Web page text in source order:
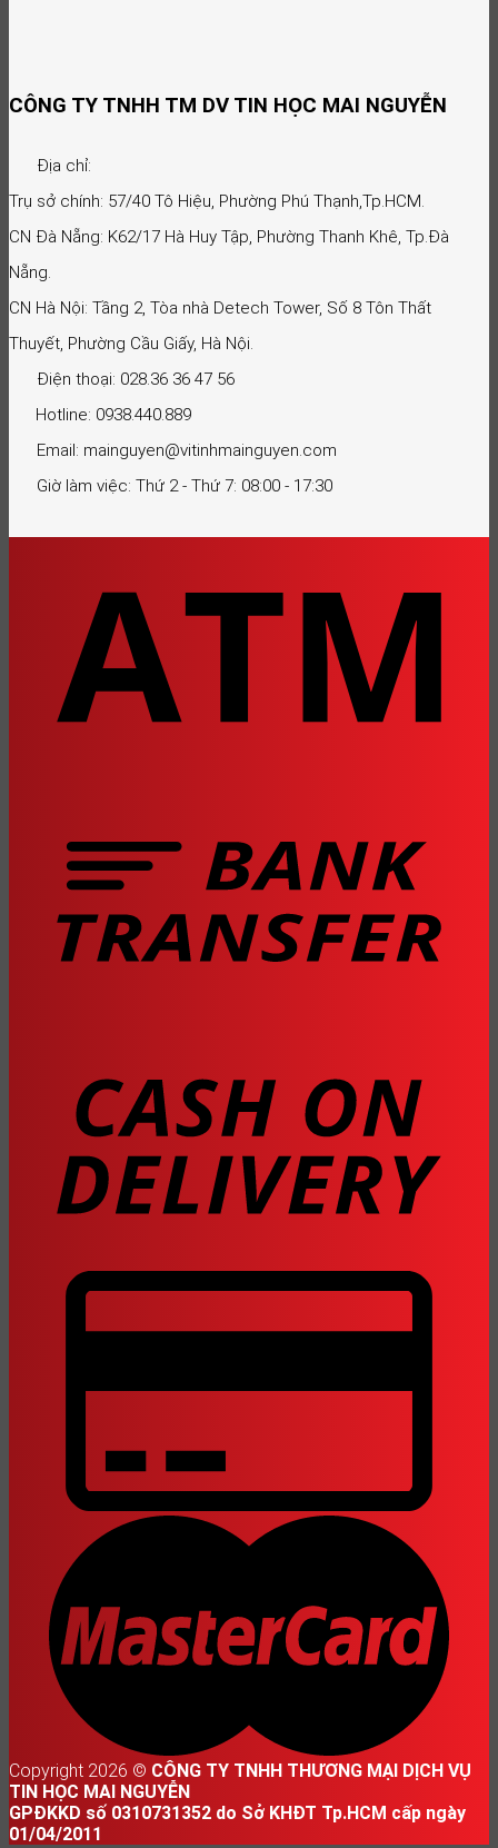
CÔNG TY TNHH TM DV TIN HỌC MAI NGUYỄN
Địa chỉ:
Trụ sở chính: 57/40 Tô Hiệu, Phường Phú Thạnh,Tp.HCM.
CN Đà Nẵng: K62/17 Hà Huy Tập, Phường Thanh Khê, Tp.Đà
Nẵng.
CN Hà Nội: Tầng 2, Tòa nhà Detech Tower, Số 8 Tôn Thất
Thuyết, Phường Cầu Giấy, Hà Nội.
Điện thoại: 028.36 36 47 56
Hotline: 0938.440.889
Email: mainguyen@vitinhmainguyen.com
Giờ làm việc: Thứ 2 - Thứ 7: 08:00 - 17:30
Copyright 2026 © CÔNG TY TNHH THƯƠNG MẠI DỊCH VỤ
TIN HỌC MAI NGUYỄN
GPĐKKD số 0310731352 do Sở KHĐT Tp.HCM cấp ngày
01/04/2011